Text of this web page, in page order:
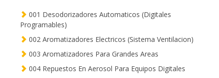
001 Desodorizadores Automaticos (Digitales
Programables)
002 Aromatizadores Electricos (Sistema Ventilacion)
003 Aromatizadores Para Grandes Areas
004 Repuestos En Aerosol Para Equipos Digitales